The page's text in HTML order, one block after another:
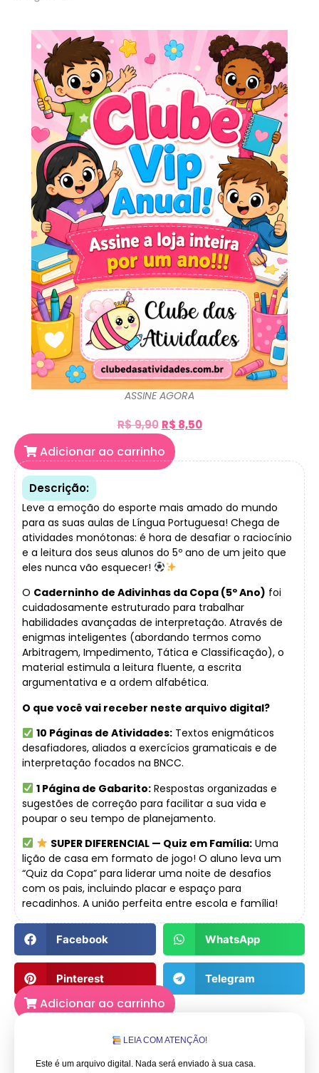
ASSINE AGORA
R$9,90 R$ 8,50
Adicionar ao carrinho
Descrição:
Leve a emoção do esporte mais amado do mundo
para as suas aulas de Língua Portuguesa! Chega de
atividades monótonas: é hora de desafiar o raciocínio
e a leitura dos seus alunos do 5º ano de um jeito que
eles nunca vão esquecer!
O Caderninho de Adivinhas da Copa (5º Ano) foi
cuidadosamente estruturado para trabalhar
habilidades avançadas de interpretação. Através de
enigmas inteligentes (abordando termos como
Arbitragem, Impedimento, Tática e Classificação), o
material estimula a leitura fluente, a escrita
argumentativa e a ordem alfabética.
O que você vai receber neste arquivo digital?
10 Páginas de Atividades:Textos enigmáticos
desafiadores, aliados a exercícios gramaticais e de
interpretação focados na BNCC.
1 Página de Gabarito:Respostas organizadas e
sugestões de correção para facilitar a sua vida e
poupar o seu tempo de planejamento.
SUPER DIFERENCIAL — Quiz em Família:Uma
lição de casa em formato de jogo! O aluno leva um
“Quiz da Copa” para liderar uma noite de desafios
com os pais, incluindo placar e espaço para
recadinhos. A união perfeita entre escola e família!
Facebook WhatsApp
Pinterest Telegram
Adicionar ao carrinho
LEIA COM ATENÇÃO!
Este é um arquivo digital. Nada será enviado à sua casa.